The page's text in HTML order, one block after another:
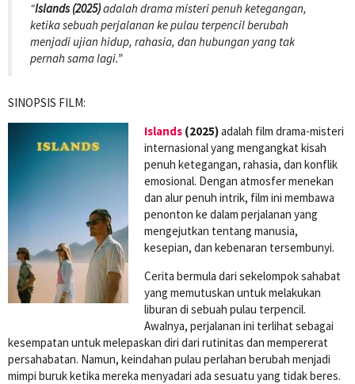
“Islands (2025)adalah drama misteri penuh ketegangan,
ketika sebuah perjalanan ke pulau terpencil berubah
menjadi ujian hidup, rahasia, dan hubungan yang tak
pernah sama lagi.”
SINOPSIS FILM:
Islands (2025)adalah film drama-misteri
internasional yang mengangkat kisah
penuh ketegangan, rahasia, dan konflik
emosional. Dengan atmosfer menekan
dan alur penuh intrik, film ini membawa
penonton ke dalam perjalanan yang
mengejutkan tentang manusia,
kesepian, dan kebenaran tersembunyi.
Cerita bermula dari sekelompok sahabat
yang memutuskan untuk melakukan
liburan di sebuah pulau terpencil.
Awalnya, perjalanan ini terlihat sebagai
kesempatan untuk melepaskan diri dari rutinitas dan mempererat
persahabatan. Namun, keindahan pulau perlahan berubah menjadi
mimpi buruk ketika mereka menyadari ada sesuatu yang tidak beres.